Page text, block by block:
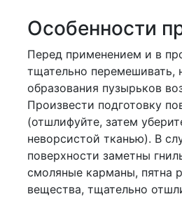
Особенности
Перед применением и в
тщательно перемешивать,
образования пузырьков
Произвести подготовку
(отшлифуйте, затем
неворсистой тканью). В
поверхности заметны
смоляные карманы, пятна
вещества, тщательно